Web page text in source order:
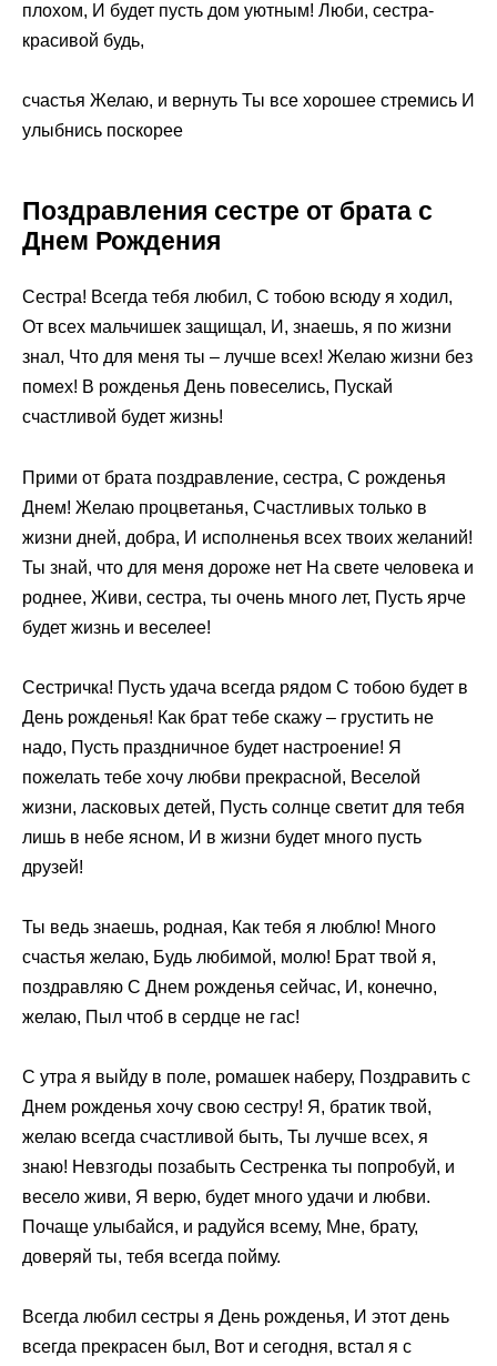
плохом, И будет пусть дом уютным! Люби, сестра-
красивой будь,
счастья Желаю, и вернуть Ты все хорошее стремись И
улыбнись поскорее
Поздравления сестре от брата с
Днем Рождения
Сестра! Всегда тебя любил, С тобою всюду я ходил,
От всех мальчишек защищал, И, знаешь, я по жизни
знал, Что для меня ты – лучше всех! Желаю жизни без
помех! В рожденья День повеселись, Пускай
счастливой будет жизнь!
Прими от брата поздравление, сестра, С рожденья
Днем! Желаю процветанья, Счастливых только в
жизни дней, добра, И исполненья всех твоих желаний!
Ты знай, что для меня дороже нет На свете человека и
роднее, Живи, сестра, ты очень много лет, Пусть ярче
будет жизнь и веселее!
Сестричка! Пусть удача всегда рядом С тобою будет в
День рожденья! Как брат тебе скажу – грустить не
надо, Пусть праздничное будет настроение! Я
пожелать тебе хочу любви прекрасной, Веселой
жизни, ласковых детей, Пусть солнце светит для тебя
лишь в небе ясном, И в жизни будет много пусть
друзей!
Ты ведь знаешь, родная, Как тебя я люблю! Много
счастья желаю, Будь любимой, молю! Брат твой я,
поздравляю С Днем рожденья сейчас, И, конечно,
желаю, Пыл чтоб в сердце не гас!
С утра я выйду в поле, ромашек наберу, Поздравить с
Днем рожденья хочу свою сестру! Я, братик твой,
желаю всегда счастливой быть, Ты лучше всех, я
знаю! Невзгоды позабыть Сестренка ты попробуй, и
весело живи, Я верю, будет много удачи и любви.
Почаще улыбайся, и радуйся всему, Мне, брату,
доверяй ты, тебя всегда пойму.
Всегда любил сестры я День рожденья, И этот день
всегда прекрасен был, Вот и сегодня, встал я с